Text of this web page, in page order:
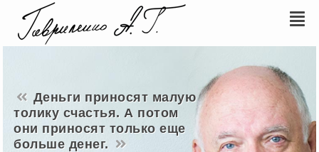
Деньги приносят малую
толику счастья. А потом
они приносят только еще
больше денег.